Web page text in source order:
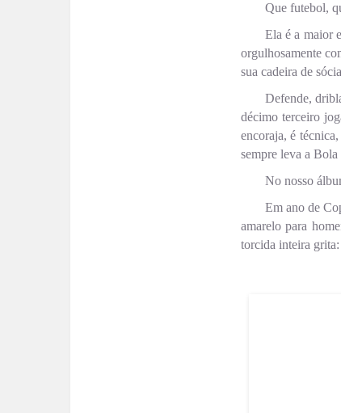
Que futebol,
Ela é a maior
orgulhosamente
sua cadeira de
Defende,
décimo terceiro
encoraja, é
sempre leva a
No nosso
Em ano de
amarelo para
torcida inteira